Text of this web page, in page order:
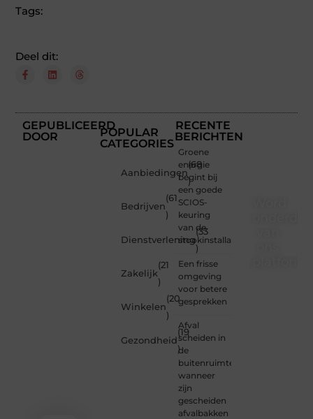
Tags:
Deel dit:
GEPUBLICEERD
DOOR
POPULAR
CATEGORIES
Aanbiedingen
(68
)
Bedrijven
(61
)
Dienstverlening
(33
)
Zakelijk
(21
)
Winkelen
(20
)
Gezondheid
(19
)
RECENTE
BERICHTEN
Groene
energie
begint bij
een goede
SCIOS-
keuring
van de
stookinstallatie
Een frisse
omgeving
voor betere
gesprekken
Afval
scheiden in
de
buitenruimte:
wanneer
zijn
gescheiden
afvalbakken